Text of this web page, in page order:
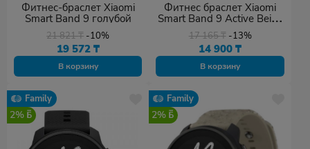
Фитнес-браслет Xiaomi
Smart Band 9 голубой
21 821₸ -10%
19 572 ₸
В корзину
Фитнес браслет Xiaomi
Smart Band 9 Active Beige
White
17 165₸ -13%
14 900₸
В корзину
Family
2%
Family
2%